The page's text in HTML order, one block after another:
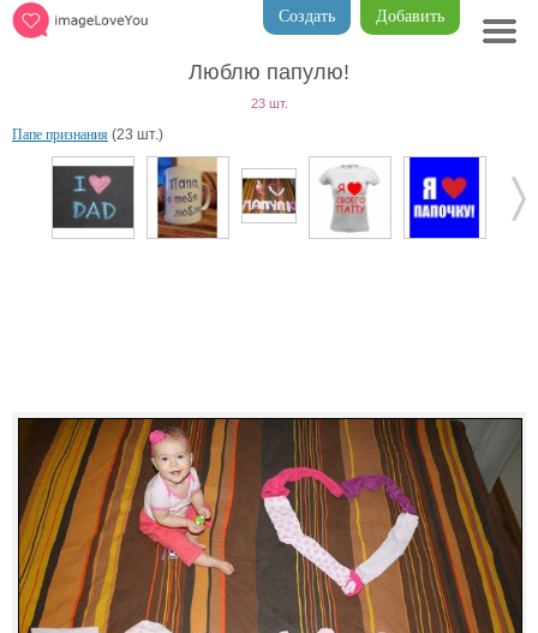
Добавить
Создать
Люблю папулю!
23 шт.
Папе признания (23 шт.)